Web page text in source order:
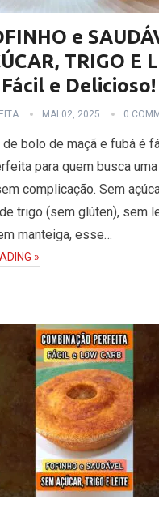
e
TRIGO E
e Delicioso!
MAI 02, 2025 0
bolo de maçã e fubá é
para quem busca
complicação. Sem
trigo (sem glúten), sem
manteiga, esse…
»